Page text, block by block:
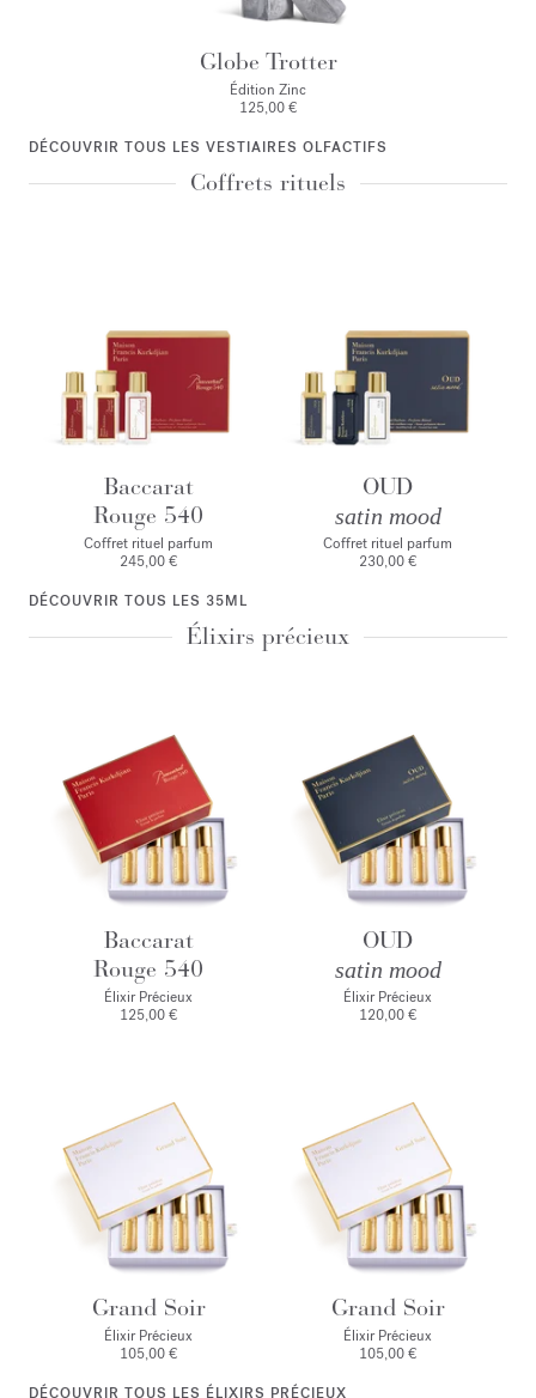
Globe Trotter
Édition Zinc
125,00 €
DÉCOUVRIR TOUS LES VESTIAIRES OLFACTIFS
Coffrets rituels
Baccarat
Rouge 540
Coffret rituel parfum
245,00 €
OUD
satin mood
Coffret rituel parfum
230,00 €
DÉCOUVRIR TOUS LES 35ML
Élixirs précieux
Baccarat
Rouge 540
Élixir Précieux
125,00 €
OUD
satin mood
Élixir Précieux
120,00 €
Grand Soir
Élixir Précieux
105,00 €
Grand Soir
Élixir Précieux
105,00 €
DÉCOUVRIR TOUS LES ÉLIXIRS PRÉCIEUX